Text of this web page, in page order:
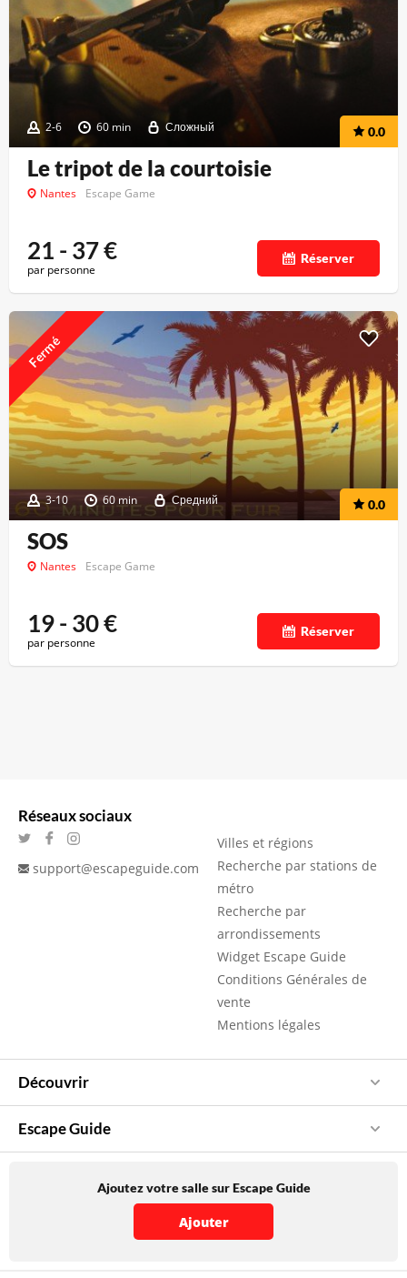
2-6 60 min Сложный 0.0
Le tripot de la courtoisie
Nantes Escape Game
21 - 37€
par personne
Réserver
3-10 60 min Средний 0.0
Fermé
SOS
Nantes Escape Game
19 - 30€
par personne
Réserver
Réseaux sociaux
support@escapeguide.com
Villes et régions
Recherche par stations de
métro
Recherche par
arrondissements
Widget Escape Guide
Conditions Générales de
vente
Mentions légales
Découvrir
Escape Guide
Ajoutez votre salle sur Escape Guide
Ajouter